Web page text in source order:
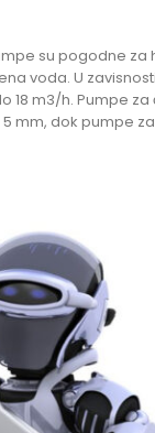
su pogodne za
voda. U
18 m3/h. Pumpe
mm, dok pumpe